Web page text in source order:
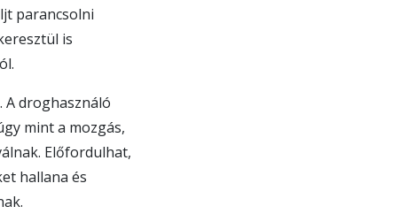
parancsolni
is
A droghasználó
mint a mozgás,
Előfordulhat,
hallana és